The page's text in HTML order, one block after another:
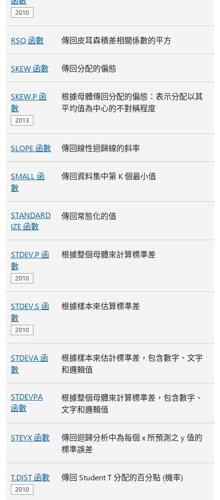
RSQ 函數 傳回皮耳森積差相關係數的平方
SKEW 函數 傳回分配的偏態
SKEW.P 函
數
根據母體傳回分配的偏態：表示分配以其
平均值為中心的不對稱程度
SLOPE 函數 傳回線性迴歸線的斜率
SMALL 函
數
傳回資料集中第 K 個最小值
STANDARD
IZE 函數
傳回常態化的值
STDEV.P 函
數
根據整個母體來計算標準差
STDEV.S 函
數
根據樣本來估算標準差
STDEVA 函
數
根據樣本來估計標準差，包含數字、文字
和邏輯值
STDEVPA
函數
根據整個母體來計算標準差，包含數字、
文字和邏輯值
STEYX 函數
傳回迴歸分析中為每個 x 所預測之 y 值的
標準誤差
T.DIST 函數 傳回 Student T 分配的百分點 (機率)